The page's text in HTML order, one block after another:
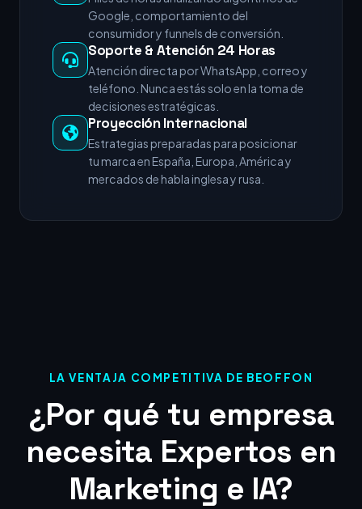
Google, comportamiento del
consumidor y funnels de conversión.
Soporte & Atención 24 Horas
Atención directa por WhatsApp, correo y
teléfono. Nunca estás solo en la toma de
decisiones estratégicas.
Proyección Internacional
Estrategias preparadas para posicionar
tu marca en España, Europa, América y
mercados de habla inglesa y rusa.
LA VENTAJA COMPETITIVA DE BEOFFON
¿Por qué tu empresa
necesita Expertos en
Marketing e IA?